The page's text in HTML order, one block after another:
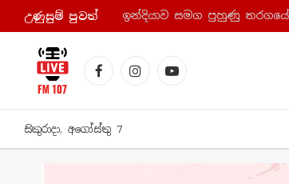
උණුසුම් පුව​ත් ඉන්දියාව සමග පුහුණු තරගයේ
FacebookInstagramYouTube
සිකුරාදා, අගෝස්තු 7